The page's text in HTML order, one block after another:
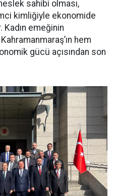
sahibi olması,
kimliğiyle ekonomide
Kadın emeğinin
hem
gücü açısından son